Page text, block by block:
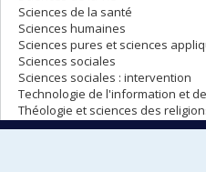
Sciences de la santé
Sciences humaines
Sciences pures et sciences
Sciences sociales
Sciences sociales : intervention
Technologie de l'information et
Théologie et sciences des